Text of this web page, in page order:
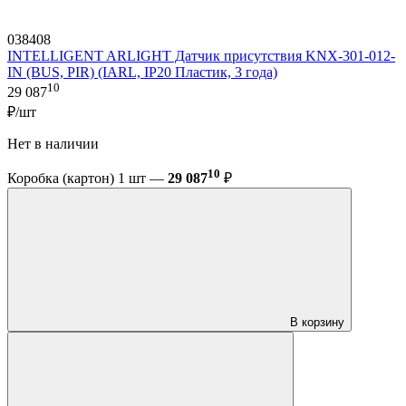
038408
INTELLIGENT ARLIGHT Датчик присутствия KNX-301-012-
IN (BUS, PIR) (IARL, IP20 Пластик, 3 года)
29 08710
₽/шт
Нет в наличии
Коробка (картон) 1 шт — 29 08710 ₽
В корзину